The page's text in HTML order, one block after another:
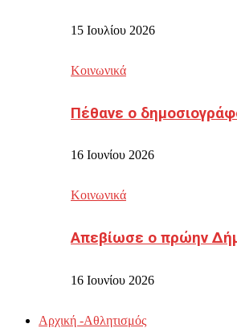
15 Ιουλίου 2026
Κοινωνικά
Πέθανε ο
16 Ιουνίου 2026
Κοινωνικά
Απεβίωσε ο πρώην
16 Ιουνίου 2026
Αρχική -Αθλητισμός